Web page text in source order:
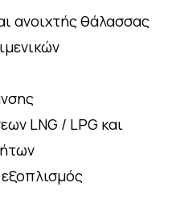
ανοιχτής θάλασσας
LNG / LPG και